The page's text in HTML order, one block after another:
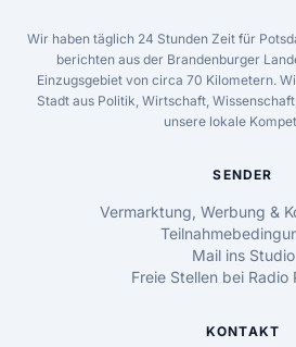
Wir haben täglich 24 Stunden Zeit für
berichten aus der Brandenburger
Einzugsgebiet von circa 70 Kilometern.
Stadt aus Politik, Wirtschaft,
unsere lokale
SENDER
Vermarktung, Werbung &
Mail ins Studio
Freie Stellen bei Radio
KONTAKT